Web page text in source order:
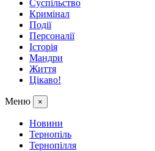
Суспільство
Кримінал
Події
Персоналії
Історія
Мандри
Життя
Цікаво!
Меню ×
Новини
Тернопіль
Тернопілля